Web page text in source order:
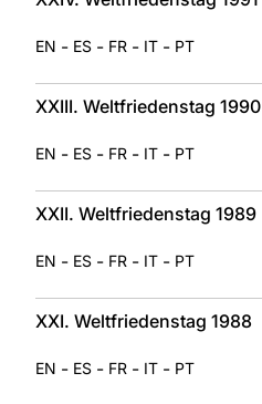
EN - ES - FR - IT - PT
XXIII. Weltfriedenstag 1990
EN - ES - FR - IT - PT
XXII. Weltfriedenstag 1989
EN - ES - FR - IT - PT
XXI. Weltfriedenstag 1988
EN - ES - FR - IT - PT